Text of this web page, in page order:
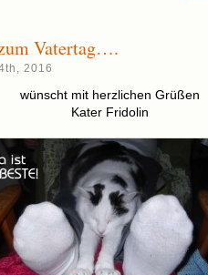
Vatertag….
2016
wünscht mit herzlichen Grüßen
Kater Fridolin